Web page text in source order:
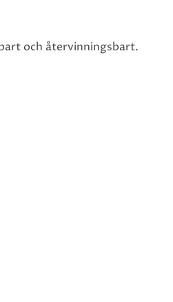
och återvinningsbart.